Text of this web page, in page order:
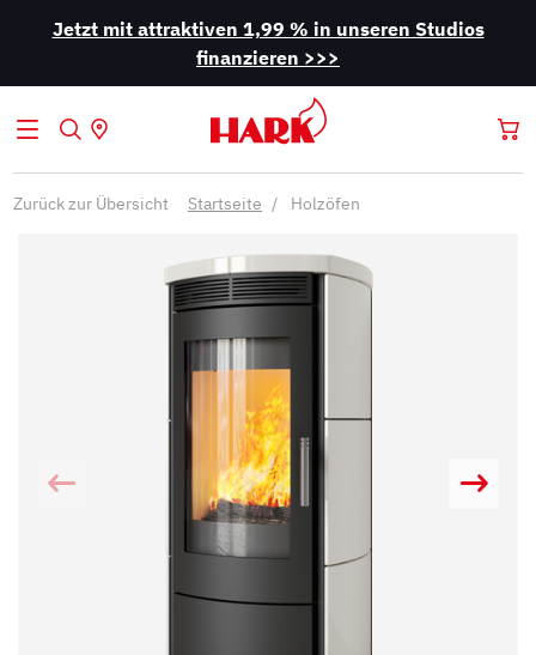
Jetzt mit attraktiven 1,99 % in unseren Studios
finanzieren >>>
Zurück zur Übersicht Startseite Holzöfen